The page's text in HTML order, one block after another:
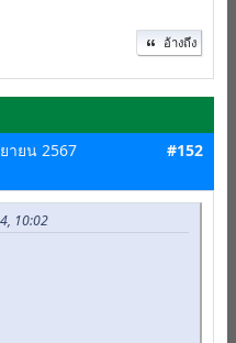
อ้างถึง
ายน 2567
#152
10:02